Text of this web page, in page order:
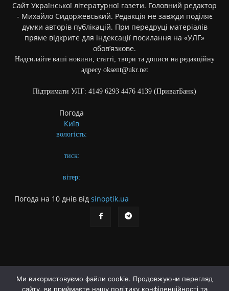
Сайт Української літературної газети. Головний редактор
- Михайло Сидоржевський. Редакція не завжди поділяє
думки авторів публікацій. При передруці матеріалів
пряме відкрите для індексації посилання на «УЛГ»
обов’язкове.
Надсилайте ваші новини, статті, твори та дописи на редакційну
адресу oksent@ukr.net
Підтримати УЛГ: 4149 6293 4476 4139 (ПриватБанк)
Погода
Київ
вологість:
тиск:
вітер:
Погода на 10 днів від sinoptik.ua
Ми використовуємо файли cookie. Продовжуючи перегляд
сайту, ви приймаєте нашу політику конфіденційності та